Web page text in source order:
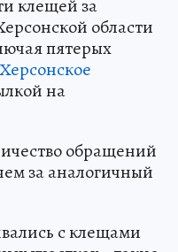
клещей за
области
пятерых
Херсонское
на
обращений
за аналогичный
с клещами